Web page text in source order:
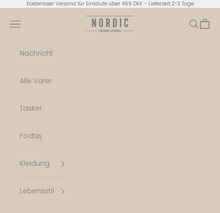
Zum Inhalt springen
Kostenloser Versand für Einkäufe über 499 DKK – Lieferzeit 2-3 Tage
Nordic Home Living
Menü Suchen
Nachricht
Alle Varer
Tasker
Fodtøj
Kleidung
Lebensstil